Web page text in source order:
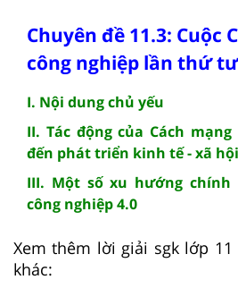
Chuyên đề 11.3: Cuộc
công nghiệp lần thứ
I. Nội dung chủ yếu
II. Tác động của Cách
đến phát triển kinh tế - xã
III. Một số xu hướng chính
công nghiệp 4.0
Xem thêm lời giải sgk lớp
khác: